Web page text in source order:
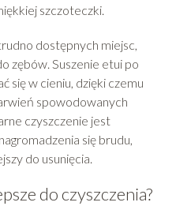
szczoteczki.
dostępnych miejsc,
zębów. Suszenie etui po
się w cieniu, dzięki czemu
spowodowanych
czyszczenie jest
się brudu,
do usunięcia.
do czyszczenia?